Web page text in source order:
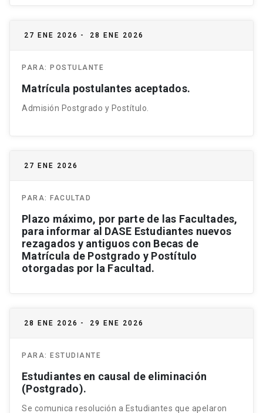
27 ENE 2026 - 28 ENE 2026
PARA: POSTULANTE
Matrícula postulantes aceptados.
Admisión Postgrado y Postítulo.
27 ENE 2026
PARA: FACULTAD
Plazo máximo, por parte de las Facultades,
para informar al DASE Estudiantes nuevos
rezagados y antiguos con Becas de
Matrícula de Postgrado y Postítulo
otorgadas por la Facultad.
28 ENE 2026 - 29 ENE 2026
PARA: ESTUDIANTE
Estudiantes en causal de eliminación
(Postgrado).
Se comunica resolución a Estudiantes que apelaron